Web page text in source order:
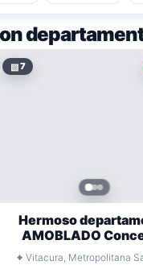
▧7
Hermoso
AMOBLADO
abierto
⌖ Vitacura, Metropolitana